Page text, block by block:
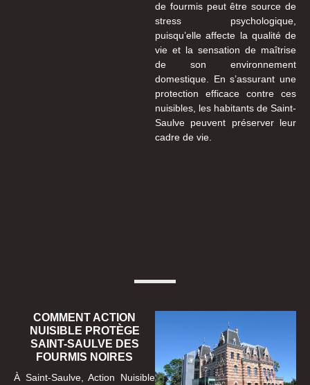
de fourmis peut être source de
stress psychologique,
puisqu’elle affecte la qualité de
vie et la sensation de maîtrise
de son environnement
domestique. En s’assurant une
protection efficace contre ces
nuisibles, les habitants de Saint-
Saulve peuvent préserver leur
cadre de vie.
COMMENT ACTION
NUISIBLE PROTÈGE
SAINT-SAULVE DES
FOURMIS NOIRES
À Saint-Saulve, Action Nuisible